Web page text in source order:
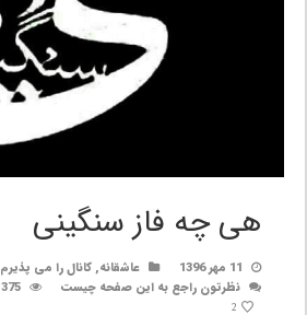
هی چه فاز سنگینی
11 مهر 1396 عاشقانه,کانال را می پذیرم
نظرتون راجع به این صفحه چیست
375 بازدید
2